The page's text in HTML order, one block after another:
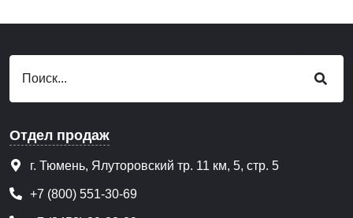
Отдел продаж
г. Тюмень, Ялуторовский тр. 11 км, 5, стр. 5
+7 (800) 551-30-69